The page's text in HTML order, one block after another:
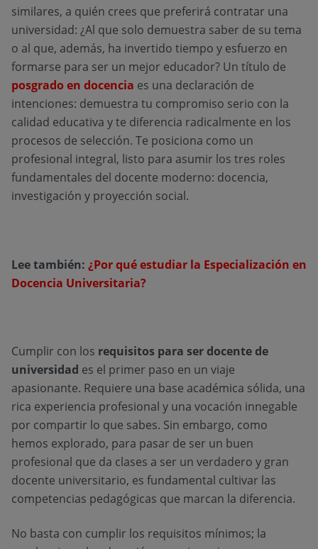
similares, a quién crees que preferirá contratar una
universidad: ¿Al que solo demuestra saber de su tema
o al que, además, ha invertido tiempo y esfuerzo en
formarse para ser un mejor educador? Un título de
posgrado en docencia es una declaración de
intenciones: demuestra tu compromiso serio con la
calidad educativa y te diferencia radicalmente en los
procesos de selección. Te posiciona como un
profesional integral, listo para asumir los tres roles
fundamentales del docente moderno: docencia,
investigación y proyección social.
Lee también: ¿Por qué estudiar la Especialización en
Docencia Universitaria?
Cumplir con los requisitos para ser docente de
universidad es el primer paso en un viaje
apasionante. Requiere una base académica sólida, una
rica experiencia profesional y una vocación innegable
por compartir lo que sabes. Sin embargo, como
hemos explorado, para pasar de ser un buen
profesional que da clases a ser un verdadero y gran
docente universitario, es fundamental cultivar las
competencias pedagógicas que marcan la diferencia.
No basta con cumplir los requisitos mínimos; la